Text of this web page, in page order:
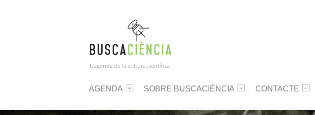
L’agenda de la cultura científica
AGENDA SOBRE BUSCACIÈNCIA CONTACTE